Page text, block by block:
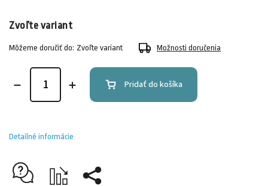
Zvoľte variant
Môžeme doručiť do: Zvoľte variant Možnosti doručenia
Pridať do košíka
Detailné informácie